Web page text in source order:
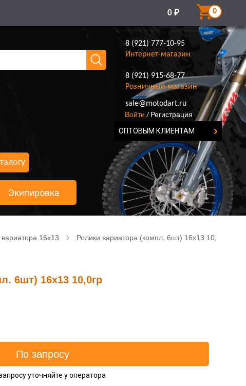
0 ₽ 0
8 (921) 777-10-95
Интернет-магазин
8 (921) 915-68-77
Розничный магазин
8 (921) 777-10-95
sale@motodart.ru
Войти / Регистрация
ОПТОВЫМ КЛИЕНТАМ
Экипировка
вариатора 16x13 Ролики вариатора (компл. 6шт) 16x13 10,0гр
6шт) 16x13 10,0гр
уточняйте у оператора